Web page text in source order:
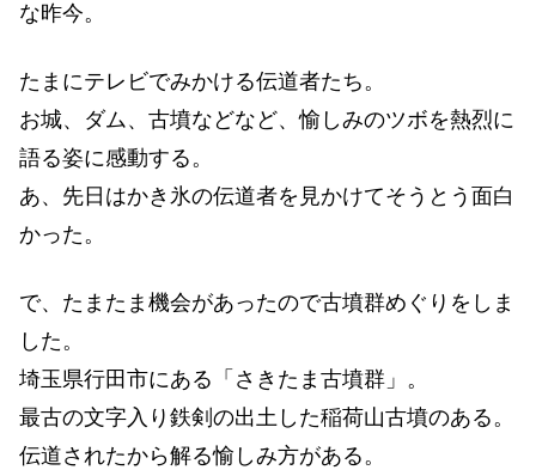
な昨今。
たまにテレビでみかける伝道者たち。
お城、ダム、古墳などなど、愉しみのツボを熱烈に
語る姿に感動する。
あ、先日はかき氷の伝道者を見かけてそうとう面白
かった。
で、たまたま機会があったので古墳群めぐりをしま
した。
埼玉県行田市にある「さきたま古墳群」。
最古の文字入り鉄剣の出土した稲荷山古墳のある。
伝道されたから解る愉しみ方がある。